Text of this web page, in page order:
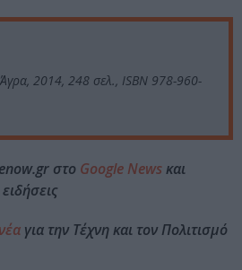
Άγρα, 2014, 248 σελ., ISBN 978-960-
στο Google Newsκαι
για την Τέχνη και τον Πολιτισμό